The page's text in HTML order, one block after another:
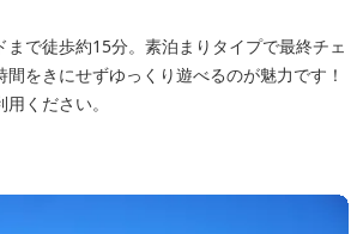
まで徒歩約15分。素泊まりタイプで最終チェ
間をきにせずゆっくり遊べるのが魅力です！
ください。